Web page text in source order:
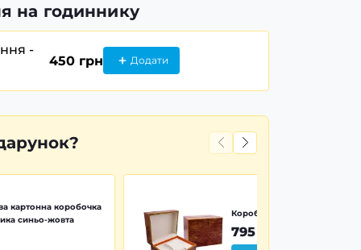
на годиннику
-
450 грн Додати
картонна коробочка
синьо-жовта
Коробочка дерево Wood
795 грн